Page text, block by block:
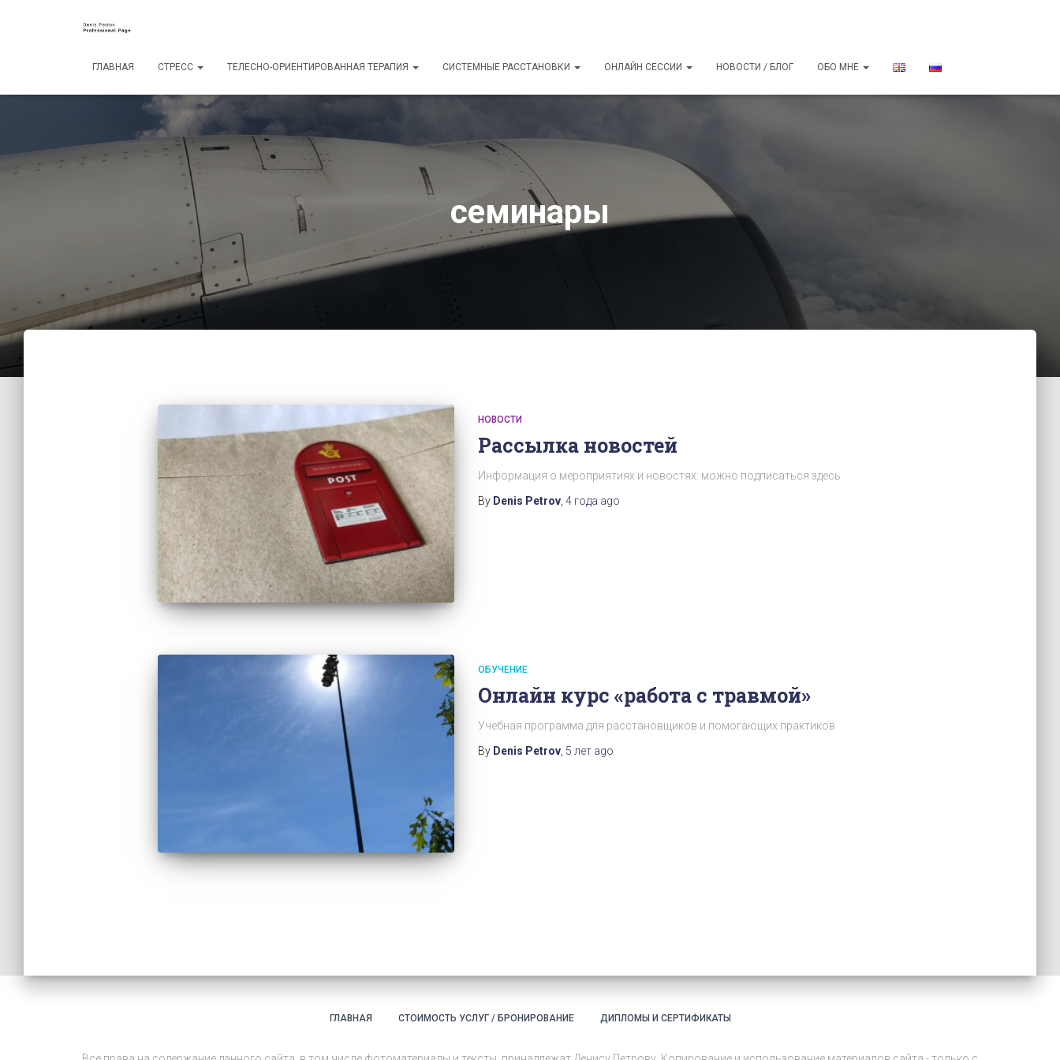
ГЛАВНАЯ СТРЕСС ТЕЛЕСНО-ОРИЕНТИРОВАННАЯ ТЕРАПИЯ СИСТЕМНЫЕ РАССТАНОВКИ ОНЛАЙН СЕССИИ НОВОСТИ / БЛОГ ОБО МНЕ
семинары
НОВОСТИ
Рассылка новостей
Информация о мероприятиях и новостях: можно подписаться здесь
By Denis Petrov, 4 года ago
ОБУЧЕНИЕ
Онлайн курс «работа с травмой»
Учебная программа для расстановщиков и помогающих практиков
By Denis Petrov, 5 летago
ГЛАВНАЯ СТОИМОСТЬ УСЛУГ / БРОНИРОВАНИЕ ДИПЛОМЫ И СЕРТИФИКАТЫ